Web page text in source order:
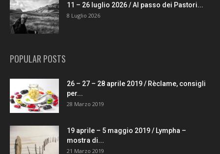
11 – 26 luglio 2026 / Al passo dei Pastori...
8 Luglio 2026
POPULAR POSTS
26 – 27 – 28 aprile 2019 / Rèclame, consigli
per...
28 Marzo 2019
19 aprile – 5 maggio 2019 / Lympha –
mostra di...
21 Marzo 2019